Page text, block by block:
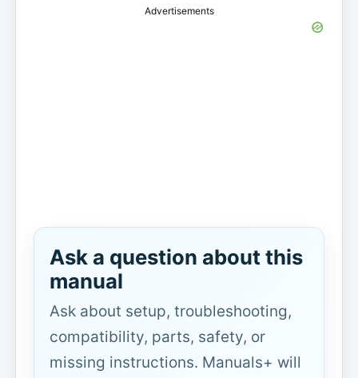
Advertisements
Ask a question about this
manual
Ask about setup, troubleshooting,
compatibility, parts, safety, or
missing instructions. Manuals+ will